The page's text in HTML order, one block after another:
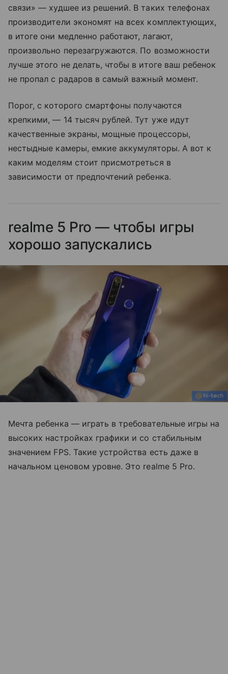
связи» — худшее из решений. В таких телефонах
производители экономят на всех комплектующих,
в итоге они медленно работают, лагают,
произвольно перезагружаются. По возможности
лучше этого не делать, чтобы в итоге ваш ребенок
не пропал с радаров в самый важный момент.
Порог, с которого смартфоны получаются
крепкими, — 14 тысяч рублей. Тут уже идут
качественные экраны, мощные процессоры,
нестыдные камеры, емкие аккумуляторы. А вот к
каким моделям стоит присмотреться в
зависимости от предпочтений ребенка.
realme 5 Pro — чтобы игры
хорошо запускались
Мечта ребенка — играть в требовательные игры на
высоких настройках графики и со стабильным
значением FPS. Такие устройства есть даже в
начальном ценовом уровне. Это realme 5 Pro.